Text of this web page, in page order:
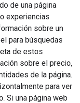
de una página
experiencias
sobre un
para búsquedas
de estos
sobre el precio,
de la página.
para ver
Si una página web